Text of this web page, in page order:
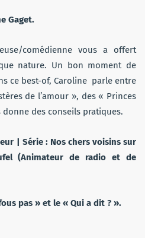
Gaget.
comédienne vous a offert
nature. Un bon moment de
ce best-of, Caroline parle entre
de l’amour », des « Princes
donne des conseils pratiques.
| Série : Nos chers voisins sur
(Animateur de radio et de
pas » et le « Qui a dit ? ».